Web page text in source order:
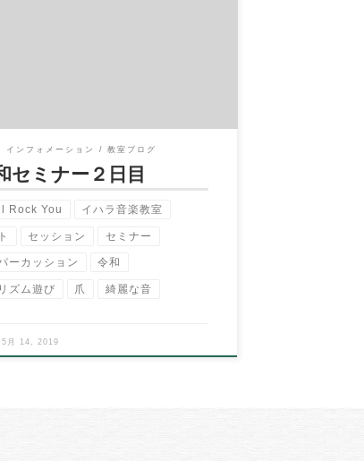
インフォメーション 教室ブログ
セミナー２日目
Rock You イハラ音楽教室
セッション セミナー
ーカッション 令和
ズム遊び 爪 綺麗な音
5月 14, 2019